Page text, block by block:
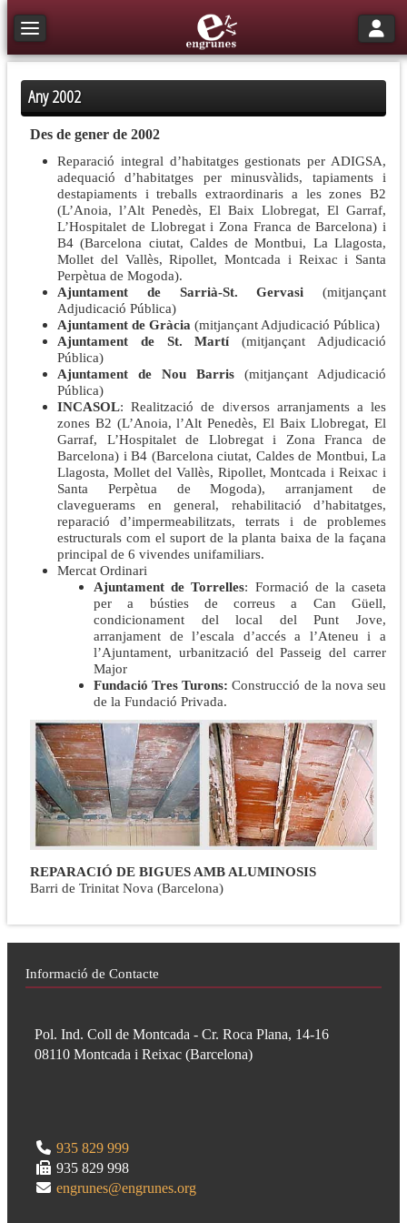
Toggle navigation Toggle
Any 2002
Des de gener de 2002
Reparació integral d’habitatges gestionats per ADIGSA,
adequació d’habitatges per minusvàlids, tapiaments i
destapiaments i treballs extraordinaris a les zones B2
(L’Anoia, l’Alt Penedès, El Baix Llobregat, El Garraf,
L’Hospitalet de Llobregat i Zona Franca de Barcelona) i
B4 (Barcelona ciutat, Caldes de Montbui, La Llagosta,
Mollet del Vallès, Ripollet, Montcada i Reixac i Santa
Perpètua de Mogoda).
Ajuntament de Sarrià-St. Gervasi (mitjançant
Adjudicació Pública)
Ajuntament de Gràcia (mitjançant Adjudicació Pública)
Ajuntament de St. Martí(mitjançant Adjudicació
Pública)
Ajuntament de Nou Barris (mitjançant Adjudicació
Pública)
INCASOL: Realització de diversos arranjaments a les
zones B2 (L’Anoia, l’Alt Penedès, El Baix Llobregat, El
Garraf, L’Hospitalet de Llobregat i Zona Franca de
Barcelona) i B4 (Barcelona ciutat, Caldes de Montbui, La
Llagosta, Mollet del Vallès, Ripollet, Montcada i Reixac i
Santa Perpètua de Mogoda), arranjament de
claveguerams en general, rehabilitació d’habitatges,
reparació d’impermeabilitzats, terrats i de problemes
estructurals com el suport de la planta baixa de la façana
principal de 6 vivendes unifamiliars.
Mercat Ordinari
Ajuntament de Torrelles: Formació de la caseta
per a bústies de correus a Can Güell,
condicionament del local del Punt Jove,
arranjament de l’escala d’accés a l’Ateneu i a
l’Ajuntament, urbanització del Passeig del carrer
Major
Fundació Tres Turons: Construcció de la nova seu
de la Fundació Privada.
REPARACIÓ DE BIGUES AMB ALUMINOSIS
Barri de Trinitat Nova (Barcelona)
Informació de Contacte
Pol. Ind. Coll de Montcada - Cr. Roca Plana, 14-16
08110 Montcada i Reixac (Barcelona)
935 829 999
935 829 998
engrunes@engrunes.org